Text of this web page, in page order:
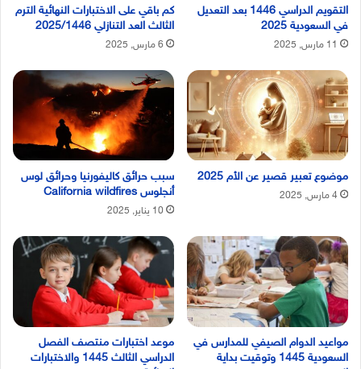
التقويم الدراسي 1446 بعد التعديل
في السعودية 2025
11 مارس, 2025
كم باقي على الاختبارات النهائية الترم
الثالث العد التنازلي 2025/1446
6 مارس, 2025
موضوع تعبير قصير عن الأم 2025
4 مارس, 2025
سبب حرائق كاليفورنيا وحرائق لوس
أنجلوس California wildfires
10 يناير, 2025
مواعيد الدوام الصيفي للمدارس في
السعودية 1445 وتوقيت بداية
موعد اختبارات منتصف الفصل
الدراسي الثالث 1445 والاختبارات